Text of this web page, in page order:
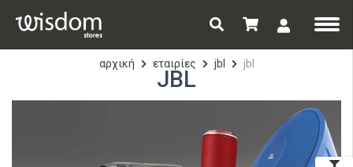
αρχική εταιρίες jbl jbl
JBL